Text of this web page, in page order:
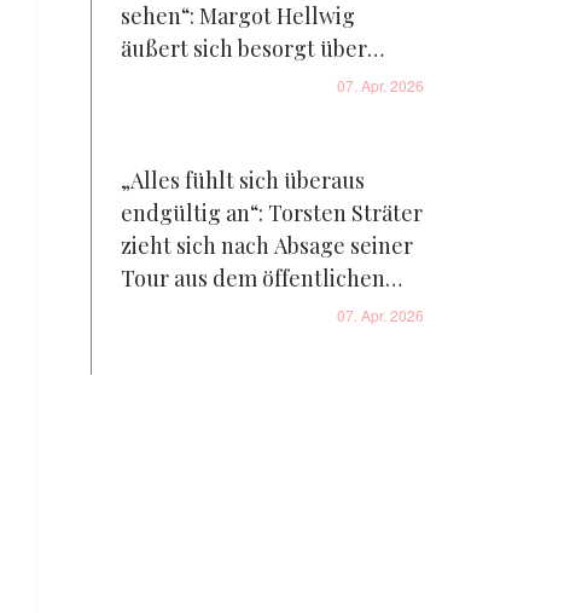
sehen“: Margot Hellwig
äußert sich besorgt über
07. Apr. 2026
„Alles fühlt sich überaus
endgültig an“: Torsten Sträter
zieht sich nach Absage seiner
Tour aus dem öffentlichen
Leben zurück – Was ist07. Apr. 2026